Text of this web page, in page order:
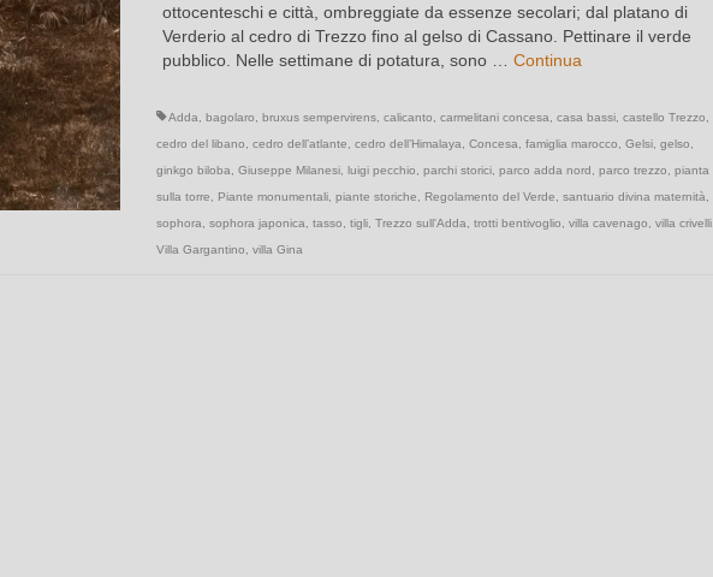
ottocenteschi e città, ombreggiate da essenze secolari; dal platano di
Verderio al cedro di Trezzo fino al gelso di Cassano. Pettinare il verde
pubblico. Nelle settimane di potatura, sono … Continua
Adda bagolaro bruxus sempervirens, calicanto carmelitani concesa casa bassi, castello Trezzo
cedro del libano
cedro dell’atlante cedro dell’Himalaya Concesa famiglia marocco Gelsi, gelso
ginkgo biloba
Giuseppe Milanesi, luigi pecchio parchi storici, parco adda nord parco trezzo
pianta
sulla torre
Piante monumentali, piante storiche Regolamento del Verde santuario divina maternità
sophora
sophora japonica tasso tigli, Trezzo sull'Adda trotti bentivoglio villa cavenago villa crivelli,
Villa Gargantino
villa Gina